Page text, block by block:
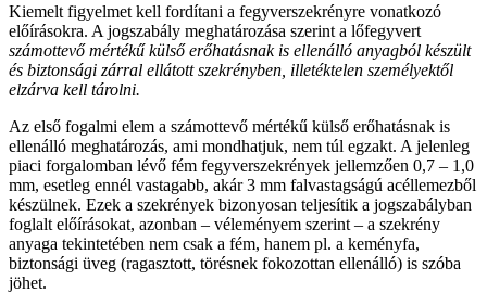
Kiemelt figyelmet kell fordítani a fegyverszekrényre vonatkozó
előírásokra. A jogszabály meghatározása szerint a lőfegyvert
számottevő mértékű külső erőhatásnak is ellenálló anyagból készült
és biztonsági zárral ellátott szekrényben, illetéktelen személyektől
elzárva kell tárolni.
Az első fogalmi elem a számottevő mértékű külső erőhatásnak is
ellenálló meghatározás, ami mondhatjuk, nem túl egzakt. A jelenleg
piaci forgalomban lévő fém fegyverszekrények jellemzően 0,7 – 1,0
mm, esetleg ennél vastagabb, akár 3 mm falvastagságú acéllemezből
készülnek. Ezek a szekrények bizonyosan teljesítik a jogszabályban
foglalt előírásokat, azonban – véleményem szerint – a szekrény
anyaga tekintetében nem csak a fém, hanem pl. a keményfa,
biztonsági üveg (ragasztott, törésnek fokozottan ellenálló) is szóba
jöhet.